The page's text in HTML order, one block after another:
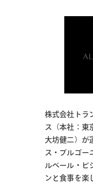
株式会社トラ
ス（本社：東
大坊健二）が
ス・ブルゴー
ルベール・ビ
ンと食事を楽